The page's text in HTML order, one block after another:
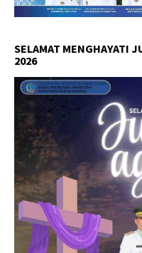
SELAMAT MENGHAYATI
2026